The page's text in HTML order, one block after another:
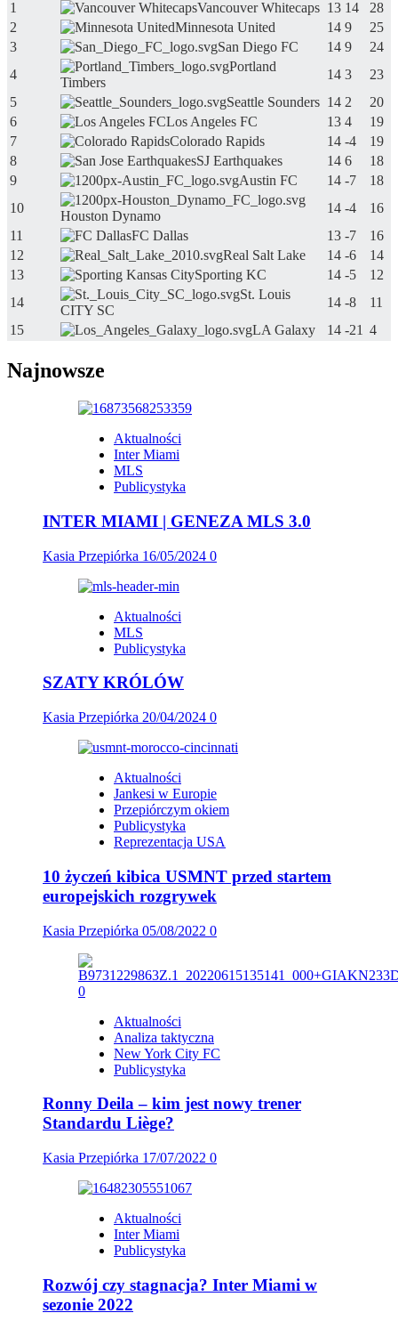
1 Vancouver Whitecaps 13 14
28
2
Minnesota United 14 9
25
3
San Diego FC 14 9
24
4
Portland
Timbers
14 3
23
5
Seattle Sounders 14 2
20
6
Los Angeles FC 13 4
19
7
Colorado Rapids 14 -4
19
8
SJ Earthquakes 14 6
18
9
Austin FC 14 -7
18
10
Houston Dynamo
14 -4
16
11
FC Dallas 13 -7
16
12
Real Salt Lake 14 -6
14
13
Sporting KC 14 -5
12
14
St. Louis
CITY SC
14 -8
11
15
LA Galaxy 14 -21 4
Najnowsze
Aktualności
Inter Miami
MLS
Publicystyka
INTER MIAMI | GENEZA MLS 3.0
Kasia Przepiórka 16/05/2024 0
Aktualności
MLS
Publicystyka
SZATY KRÓLÓW
Kasia Przepiórka 20/04/2024 0
Aktualności
Jankesi w Europie
Przepiórczym okiem
Publicystyka
Reprezentacja USA
10 życzeń kibica USMNT przed startem
europejskich rozgrywek
Kasia Przepiórka 05/08/2022 0
Aktualności
Analiza taktyczna
New York City FC
Publicystyka
Ronny Deila – kim jest nowy trener
Standardu Liège?
Kasia Przepiórka 17/07/2022 0
Aktualności
Inter Miami
Publicystyka
Rozwój czy stagnacja? Inter Miami w
sezonie 2022